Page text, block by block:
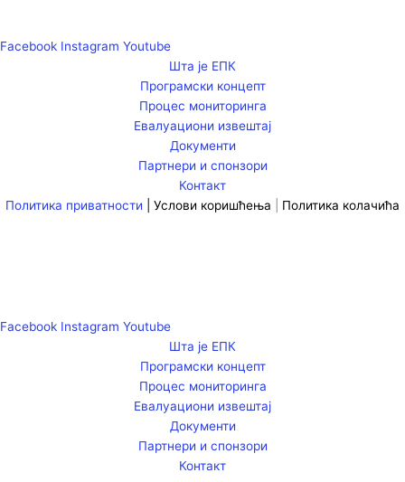
Facebook Instagram Youtube
Шта је ЕПК
Програмски концепт
Процес мониторинга
Евалуациони извештај
Документи
Партнери и спонзори
Контакт
Политика приватности
Услови коришћења Политика колачића
Facebook Instagram Youtube
Шта је ЕПК
Програмски концепт
Процес мониторинга
Евалуациони извештај
Документи
Партнери и спонзори
Контакт